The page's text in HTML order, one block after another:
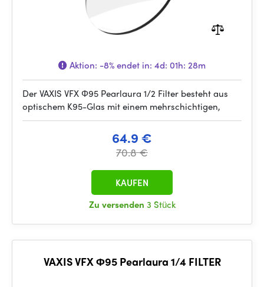
Aktion: -8%endet in: 4d: 01h: 28m
Der VAXIS VFX Φ95 Pearlaura 1/2 Filter besteht aus
optischem K95-Glas mit einem mehrschichtigen,
64.9 €
70.8 €
Zu versenden 3 Stück
KAUFEN
VAXIS VFX Φ95 Pearlaura 1/4 FILTER